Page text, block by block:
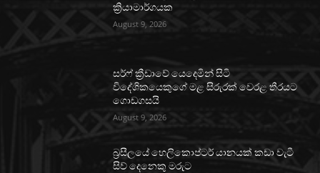
ක්‍රියාමාර්ගයක
August 9, 2026
සර්ෆ් ක්‍රීඩාවේ යෙදෙමින් සිටි
විදේශිකයෙකුගේ මළ සිරුරක් වෙරළ තීරයට
ගොඩගසයි
August 9, 2026
බ්‍රසීලයේ හෙලිකොප්ටර් යානයක් කඩා වැටී
සිව් දෙනෙකු මරුට